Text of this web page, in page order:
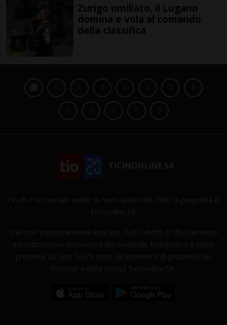
Zurigo umiliato, il Lugano
domina e vola al comando
della classifica